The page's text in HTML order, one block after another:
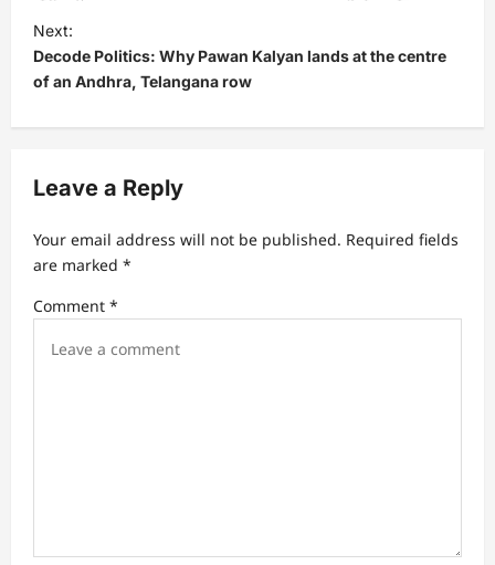
s
t
n
a
i
a
t
i
Next:
Decode Politics: Why Pawan Kalyan lands at the centre
of an Andhra, Telangana row
Leave a Reply
Your email address will not be published. Required fields
are marked *
Comment *